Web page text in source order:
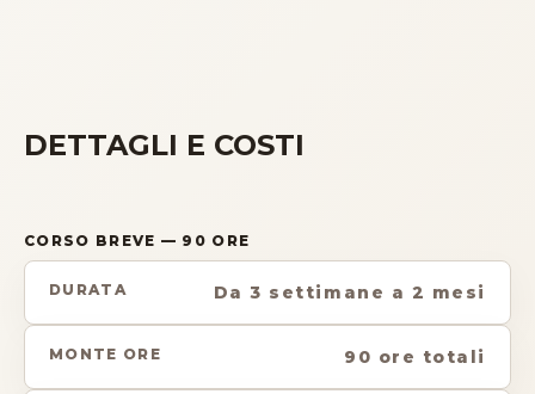
DETTAGLI E COSTI
CORSO BREVE — 90 ORE
DURATA Da 3 settimane a 2 mesi
MONTE ORE 90 ore totali